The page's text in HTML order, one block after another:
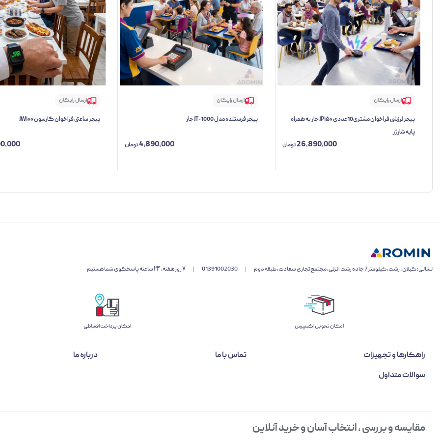
ارسال رایگان
پیجر لرزشی فراخوان مشتری10عددی JP۱۵۰ جار به همراه
پایه شارژر
26,890,000 تومان
ارسال رایگان
پیجر فرستنده مدل JT-1000 جار
4,890,000تومان
ارسال رایگان
پیجر ساعتی فراخوان گارسون JW۱۰۰
نشانی: گیلان ، رشت، کیلومتر 7 جاده رشت انزلی، مجتمع تجاری سعادت، طبقه دوم |
01391002030
| ۷ روز هفته، ۲۴ ساعته پاسخگوی شما هستیم
اﻣﮑﺎن ﺗﺤﻮﯾﻞ اﮐﺴﭙﺮس امکان پرداخت اقساطی
راهکارها و تجهیزات تماس با ما
درباره ما
سوالات متداول
مقایسه و بررسی ، انتخاب آسان و خرید آنلاین